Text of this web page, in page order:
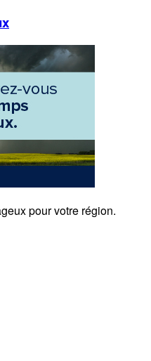
pour votre région.